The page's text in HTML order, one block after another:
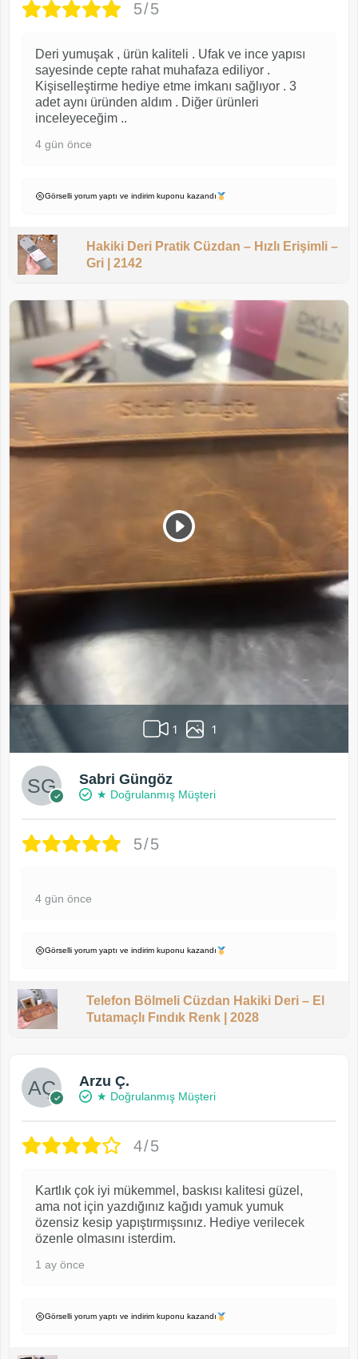
5/5
Deri yumuşak , ürün kaliteli . Ufak ve ince yapısı
sayesinde cepte rahat muhafaza ediliyor .
Kişiselleştirme hediye etme imkanı sağlıyor . 3
adet aynı üründen aldım . Diğer ürünleri
inceleyeceğim ..
4 gün önce
Görselli yorum yaptı ve indirim kuponu kazandı
Hakiki Deri Pratik Cüzdan – Hızlı Erişimli –
Gri | 2142
1 1
Sabri Güngöz
★ Doğrulanmış Müşteri
5/5
4 gün önce
Görselli yorum yaptı ve indirim kuponu kazandı
Telefon Bölmeli Cüzdan Hakiki Deri – El
Tutamaçlı Fındık Renk | 2028
Arzu Ç.
★ Doğrulanmış Müşteri
4/5
Kartlık çok iyi mükemmel, baskısı kalitesi güzel,
ama not için yazdığınız kağıdı yamuk yumuk
özensiz kesip yapıştırmışsınız. Hediye verilecek
özenle olmasını isterdim.
1 ay önce
Görselli yorum yaptı ve indirim kuponu kazandı